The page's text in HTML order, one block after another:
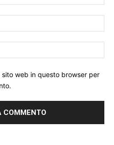
sito web in questo browser per